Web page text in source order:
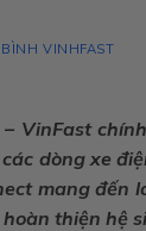
VINHFAST
VinFast
dòng xe
mang
thiện hệ